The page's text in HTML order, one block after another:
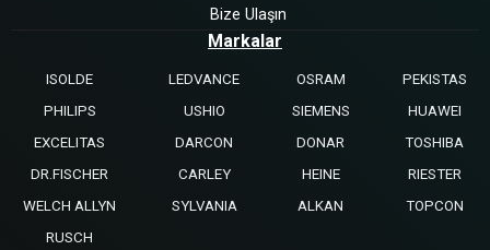
Bize Ulaşın
Markalar
ISOLDE LEDVANCE OSRAM
PEKISTAS
PHILIPS
USHIO SIEMENS
HUAWEI
EXCELITAS
DARCON DONAR
TOSHIBA
DR.FISCHER
CARLEY HEINE
RIESTER
WELCH ALLYN
SYLVANIA ALKAN
TOPCON
RUSCH